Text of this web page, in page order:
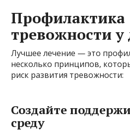
Профилактика
тревожности у
Лучшее лечение — это
несколько принципов,
риск развития тревожности:
Создайте
среду